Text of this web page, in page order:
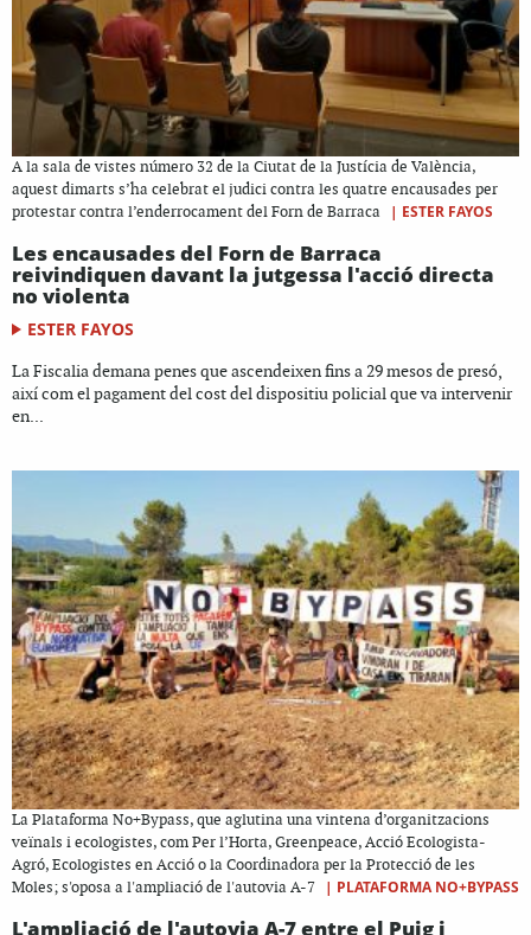
A la sala de vistes número 32 de la Ciutat de la Justícia de València,
aquest dimarts s’ha celebrat el judici contra les quatre encausades per
protestar contra l’enderrocament del Forn de Barraca
| ESTER FAYOS
Les encausades del Forn de Barraca
reivindiquen davant la jutgessa l'acció directa
no violenta
ESTER FAYOS
La Fiscalia demana penes que ascendeixen fins a 29 mesos de presó,
així com el pagament del cost del dispositiu policial que va intervenir
en...
La Plataforma No+Bypass, que aglutina una vintena d’organitzacions
veïnals i ecologistes, com Per l’Horta, Greenpeace, Acció Ecologista-
Agró, Ecologistes en Acció o la Coordinadora per la Protecció de les
Moles; s'oposa a l'ampliació de l'autovia A-7
| PLATAFORMA NO+BYPASS
L'ampliació de l'autovia A-7 entre el Puig i